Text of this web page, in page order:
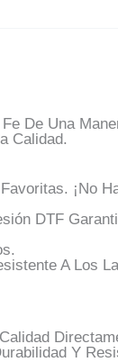
De Una
Calidad.
¡No
DTF
A Los
Y